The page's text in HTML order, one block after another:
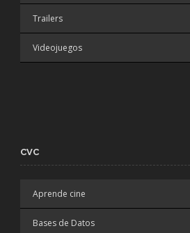
Trailers
Videojuegos
CVC
Aprende cine
Bases de Datos